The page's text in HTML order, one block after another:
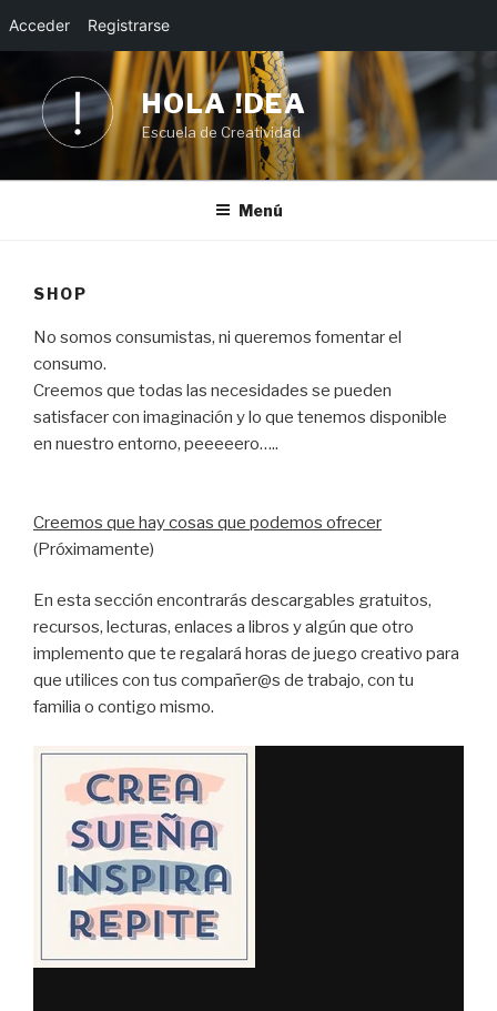
Acceder Registrarse
contenido
HOLA !DEA
Escuela de Creatividad
Menú
SHOP
No somos consumistas, ni queremos fomentar el
consumo.
Creemos que todas las necesidades se pueden
satisfacer con imaginación y lo que tenemos disponible
en nuestro entorno, peeeeero…..
Creemos que hay cosas que podemos ofrecer
(Próximamente)
En esta sección encontrarás descargables gratuitos,
recursos, lecturas, enlaces a libros y algún que otro
implemento que te regalará horas de juego creativo para
que utilices con tus compañer@s de trabajo, con tu
familia o contigo mismo.